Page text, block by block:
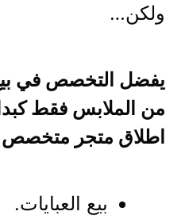
ولكن…
يفضل التخصص في
من الملابس فقط
اطلاق متجر
بيع العبايات.